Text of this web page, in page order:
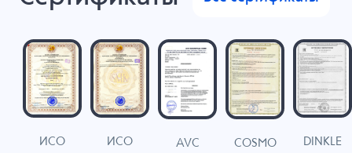
ИСО
ИСО
AVC COSMO DINKLE